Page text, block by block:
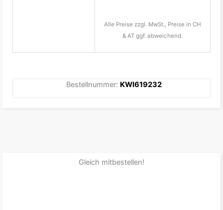
Alle Preise zzgl. MwSt., Preise in CH
& AT ggf. abweichend.
Bestellnummer: KWI619232
Gleich mitbestellen!